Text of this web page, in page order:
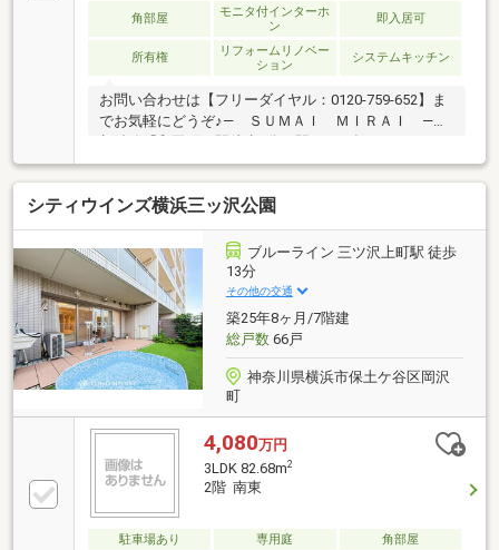
角部屋
モニタ付インターホ
ン
即入居可
所有権
リフォームリノベー
ション
システムキッチン
お問い合わせは【フリーダイヤル：0120-759-652】ま
でお気軽にどうぞ♪― ＳＵＭＡＩ ＭＩＲＡＩ ―◇
相鉄線「和田町」駅徒歩6分！駅から平坦アクセス
♪◇2階部分、南西向き、角住戸の2LDKで陽当り・通
風良好です◇リノベーションにより美しく快適に生ま
れ変わりました◇暮らしの中心となるLDKはエアコン
付きで心地よい憩いの空間に◇全居室6帖以上、収納
付きでプライベートなひと時も快適に過ごせます◇2
部屋にまたがるバルコニーには陽光が降り注ぎます◇
小中学校、スーパー、ドラッグストアが近く子育てに
も安心の住環境です 【東宝ハウス横浜】提携銀行
横浜銀行 変動金利35年の場合 金利 年0.92％
シティウインズ横浜三ッ沢公園
ブルーライン 三ツ沢上町駅 徒歩
13分
その他の交通
築25年8ヶ月/7階建
総戸数66戸
神奈川県横浜市保土ケ谷区岡沢
町
4,080万円
3LDK 82.68m2
2階 南東
駐車場あり 専用庭
角部屋